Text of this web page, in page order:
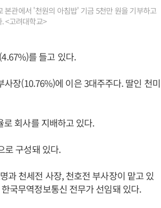
본관에서 '천원의 아침밥' 기금 5천만 원을 기부하고
<고려대학교>
를 들고 있다.
장(10.76%)에 이은 3대주주다. 딸인 천미
회사를 지배하고 있다.
로 구성돼 있다.
과 천세전 사장, 천호전 부사장이 맡고 있
국무역정보통신 전무가 선임돼 있다.